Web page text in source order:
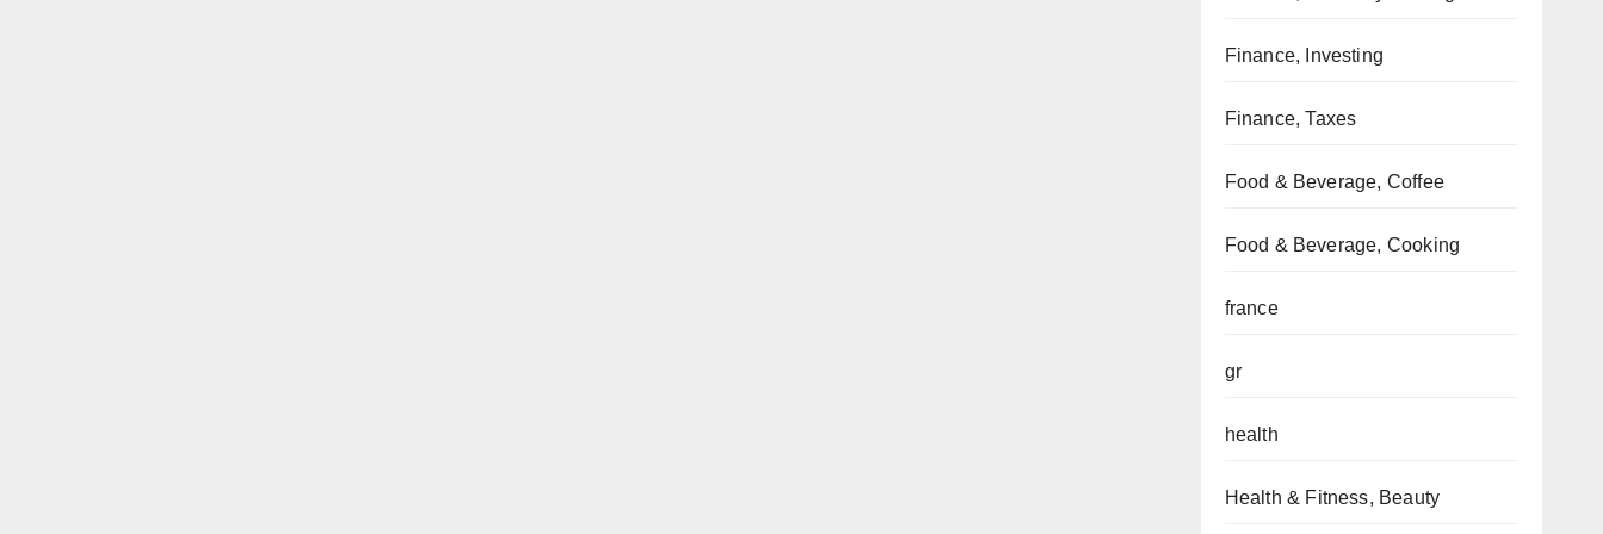
Finance, Investing
Finance, Taxes
Food & Beverage, Coffee
Food & Beverage, Cooking
france
gr
health
Health & Fitness, Beauty